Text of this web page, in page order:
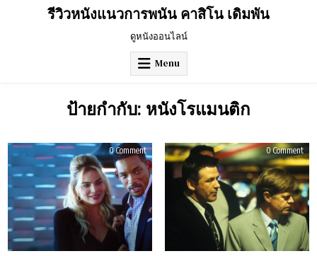
รีวิวหนังแนวการพนัน คาสิโน เดิมพัน
ดูหนังออนไลน์
Menu
ป้ายกำกับ: หนังโรแมนติก
0 Commenton
รีวิว
Focus
โฟกัส
เกม
กล
เสน่ห์
คน
มหัศจรรย์
(2015)
0 Commenton
รีวิว
The
เด
คูล
เลอ
ร์